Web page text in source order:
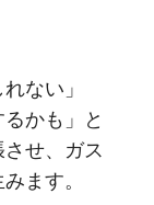
ない」
かも」と
せ、ガス
ます。